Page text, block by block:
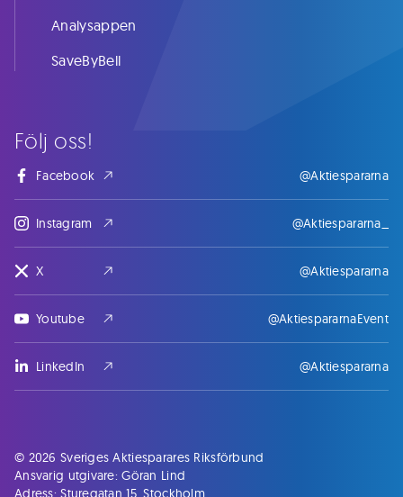
Följ oss!
Facebook @Aktiespararna
Instagram @Aktiespararna_
X @Aktiespararna
Youtube @AktiespararnaEvent
LinkedIn @Aktiespararna
Analysappen
SaveByBell
© 2026 Sveriges Aktiesparares Riksförbund
Ansvarig utgivare: Göran Lind
Adress: Sturegatan 15, Stockholm